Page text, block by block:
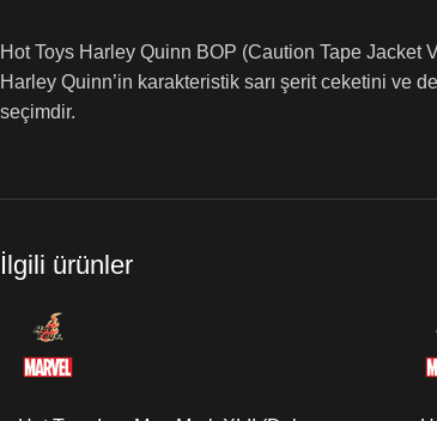
Hot Toys Harley Quinn BOP (Caution Tape Jacket
Harley Quinn’in karakteristik sarı şerit ceketini ve
seçimdir.
İlgili ürünler